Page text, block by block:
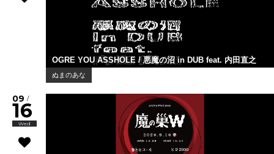
OGRE YOU ASSHOLE / 悪魔の沼 in DUB feat. 内田直之
ぬまのあな
09 /
16
Wed